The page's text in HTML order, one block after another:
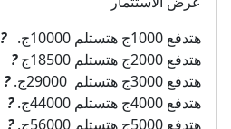
هتدفع 1000ج هتستلم 10000ج.
?
هتدفع 2000ج هتستلم 18500ج
?
هتدفع 3000ج هتستلم 29000ج.
?
هتدفع 4000ج هتستلم 44000ج.
?
هتدفع 5000ج هتستلم 56000ج.
?